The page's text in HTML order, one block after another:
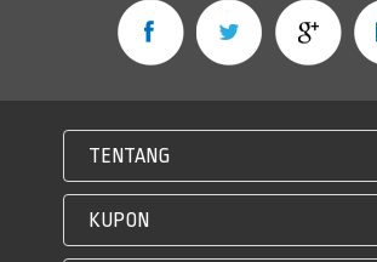
TENTANG
KUPON